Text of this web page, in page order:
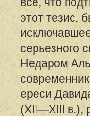
этот тезис,
серьезного
Недаром
ереси
(XII—XIII в.),